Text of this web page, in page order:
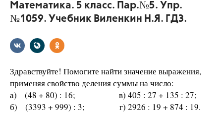
Математика. 5 класс. Пар.№5. Упр.
№1059. Учебник Виленкин Н.Я. ГДЗ.
Здравствуйте! Помогите найти значение выражения,
применяя свойство деления суммы на число:
а) (48 + 80) : 16; в) 405 : 27 + 135 : 27;
б) (3393 + 999) : 3; г) 2926 : 19 + 874 : 19.